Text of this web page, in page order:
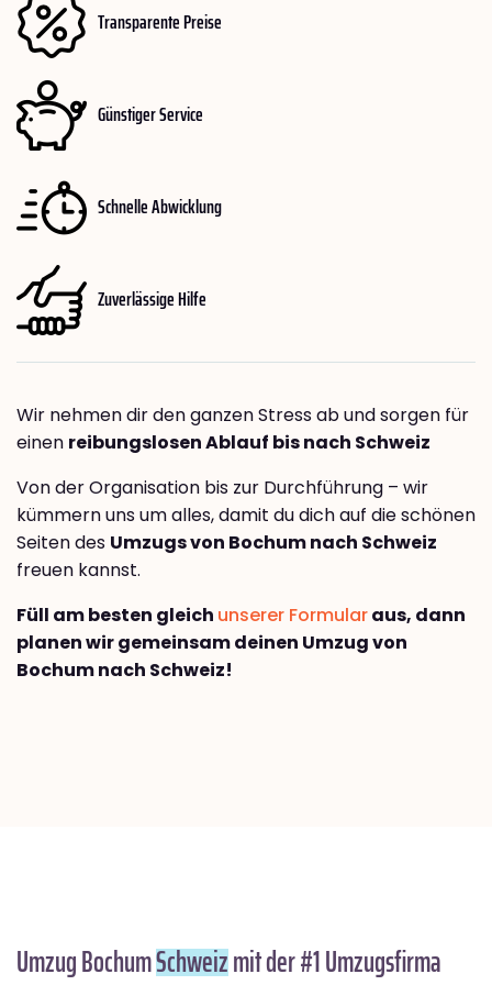
Transparente Preise
Günstiger Service
Schnelle Abwicklung
Zuverlässige Hilfe
Wir nehmen dir den ganzen Stress ab und sorgen für
einen reibungslosen Ablauf bis nach Schweiz
Von der Organisation bis zur Durchführung – wir
kümmern uns um alles, damit du dich auf die schönen
Seiten des Umzugs von Bochum nach Schweiz
freuen kannst.
Füll am besten gleich unserer Formularaus, dann
planen wir gemeinsam deinen Umzug von
Bochum nach Schweiz!
Umzug BochumSchweizmit der #1 Umzugsfirma